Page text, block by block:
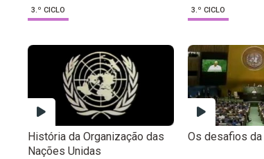
3.º CICLO 3.º CICLO
História da Organização das
Nações Unidas
Os desafios da